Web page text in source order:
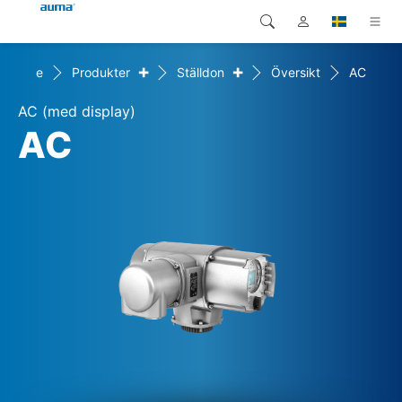
Produkter
Lösningar
Global
Europa
Sök
Home Produkter + Ställdon + Översikt AC
AC (med display)
AC